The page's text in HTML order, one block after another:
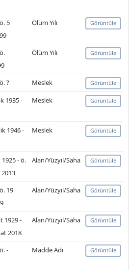
5
Ölüm Yılı Görüntüle
Ölüm Yılı Görüntüle
? Meslek Görüntüle
1935 -
Meslek Görüntüle
1946 -
Meslek Görüntüle
- ö.
2013
Alan/Yüzyıl/Saha Görüntüle
19
Alan/Yüzyıl/Saha Görüntüle
1929 -
2018
Alan/Yüzyıl/Saha Görüntüle
- Madde Adı Görüntüle